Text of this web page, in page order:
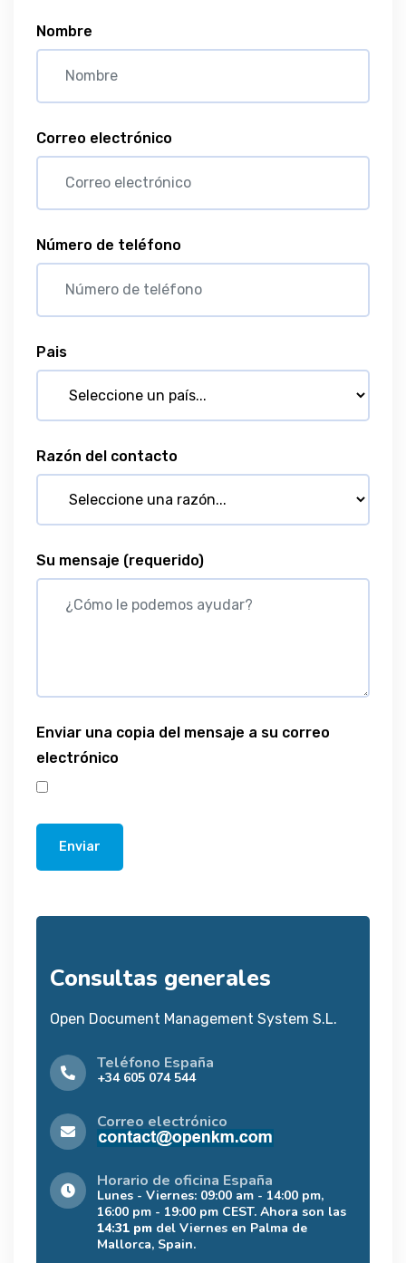
Nombre
Correo electrónico
Número de teléfono
Pais
Razón del contacto
Su mensaje (requerido)
Enviar una copia del mensaje a su correo
electrónico
Enviar
Consultas generales
Open Document Management System S.L.
Teléfono España
+34 605 074 544
Correo electrónico
Horario de oficina España
Lunes - Viernes: 09:00 am - 14:00 pm,
16:00 pm - 19:00 pm CEST. Ahora son las
14:31 pm del Viernes en Palma de
Mallorca, Spain.